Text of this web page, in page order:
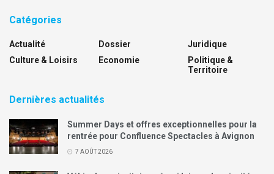
Catégories
Actualité
Culture & Loisirs
Dossier
Economie
Juridique
Politique &
Territoire
Dernières actualités
Summer Days et offres exceptionnelles pour la
rentrée pour Confluence Spectacles à Avignon
7 AOÛT 2026